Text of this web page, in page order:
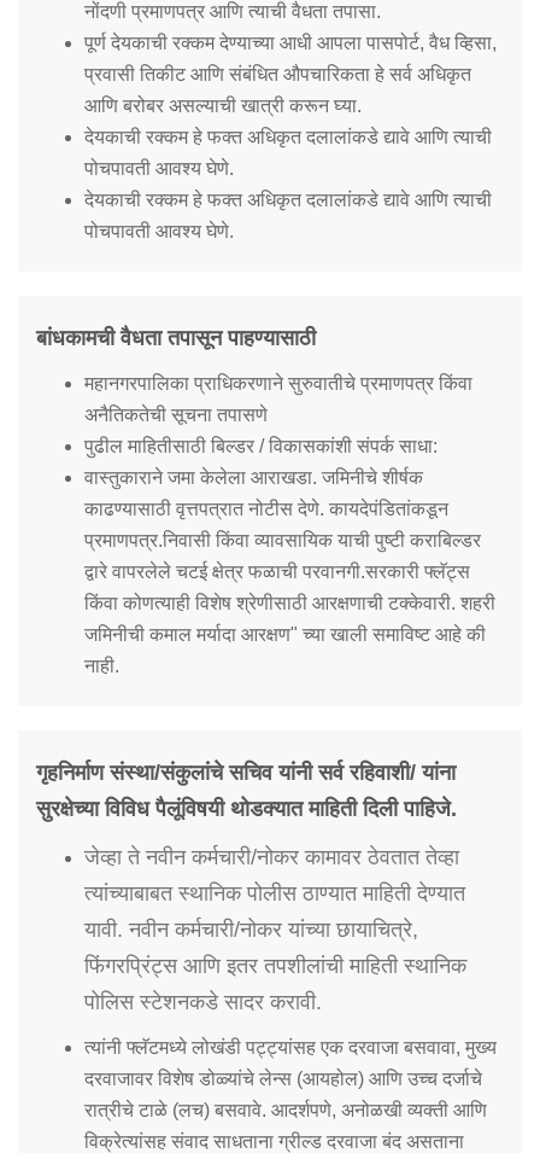
नोंदणी प्रमाणपत्र आणि त्याची वैधता तपासा.
पूर्ण देयकाची रक्कम देण्याच्या आधी आपला पासपोर्ट, वैध व्हिसा,
प्रवासी तिकीट आणि संबंधित औपचारिकता हे सर्व अधिकृत
आणि बरोबर असल्याची खात्री करून घ्या.
देयकाची रक्कम हे फक्त अधिकृत दलालांकडे द्यावे आणि त्याची
पोचपावती आवश्य घेणे.
देयकाची रक्कम हे फक्त अधिकृत दलालांकडे द्यावे आणि त्याची
पोचपावती आवश्य घेणे.
बांधकामची वैधता तपासून पाहण्यासाठी
महानगरपालिका प्राधिकरणाने सुरुवातीचे प्रमाणपत्र किंवा
अनैतिकतेची सूचना तपासणे
पुढील माहितीसाठी बिल्डर / विकासकांशी संपर्क साधा:
वास्तुकाराने जमा केलेला आराखडा. जमिनीचे शीर्षक
काढण्यासाठी वृत्तपत्रात नोटीस देणे. कायदेपंडितांकडून
प्रमाणपत्र.निवासी किंवा व्यावसायिक याची पुष्टी कराबिल्डर
द्वारे वापरलेले चटई क्षेत्र फळाची परवानगी.सरकारी फ्लॅट्स
किंवा कोणत्याही विशेष श्रेणीसाठी आरक्षणाची टक्केवारी. शहरी
जमिनीची कमाल मर्यादा आरक्षण" च्या खाली समाविष्ट आहे की
नाही.
गृहनिर्माण संस्था/संकुलांचे सचिव यांनी सर्व रहिवाशी/ यांना
सुरक्षेच्या विविध पैलूंविषयी थोडक्यात माहिती दिली पाहिजे.
जेव्हा ते नवीन कर्मचारी/नोकर कामावर ठेवतात तेव्हा
त्यांच्याबाबत स्थानिक पोलीस ठाण्यात माहिती देण्यात
यावी. नवीन कर्मचारी/नोकर यांच्या छायाचित्रे,
फिंगरप्रिंट्स आणि इतर तपशीलांची माहिती स्थानिक
पोलिस स्टेशनकडे सादर करावी.
त्यांनी फ्लॅटमध्ये लोखंडी पट्ट्यांसह एक दरवाजा बसवावा, मुख्य
दरवाजावर विशेष डोळ्यांचे लेन्स (आयहोल) आणि उच्च दर्जाचे
रात्रीचे टाळे (लच) बसवावे. आदर्शपणे, अनोळखी व्यक्ती आणि
विक्रेत्यांसह संवाद साधताना ग्रील्ड दरवाजा बंद असताना